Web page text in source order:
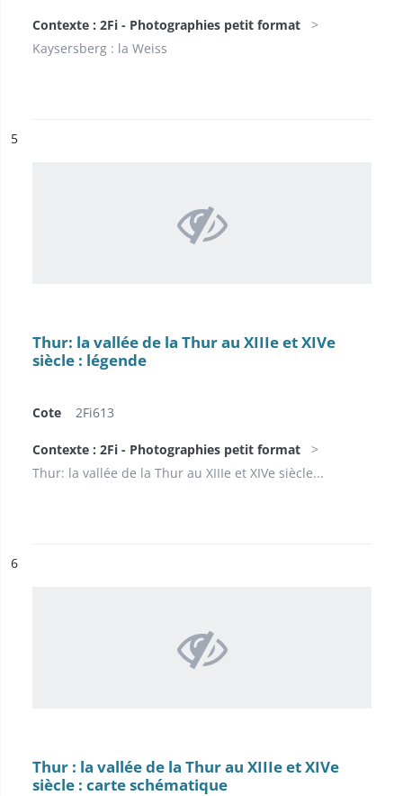
Contexte : 2Fi - Photographies petit format
Kaysersberg : la Weiss
n°
5
Thur: la vallée de la Thur au XIIIe et XIVe
siècle : légende
Cote 2Fi613
Contexte : 2Fi - Photographies petit format
Thur: la vallée de la Thur au XIIIe et XIVe siècle...
n°
6
Thur : la vallée de la Thur au XIIIe et XIVe
siècle : carte schématique